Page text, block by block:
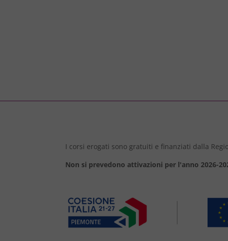
I corsi erogati sono gratuiti e finanziati dalla
Non si prevedono attivazioni per l'anno 2026-